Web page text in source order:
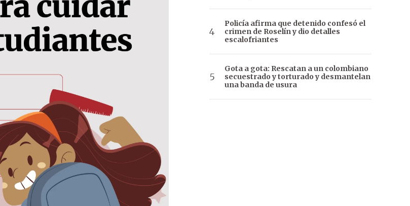
Policía afirma que detenido confesó el
crimen de Roselín y dio detalles
escalofriantes
Gota a gota: Rescatan a un colombiano
secuestrado y torturado y desmantelan
una banda de usura